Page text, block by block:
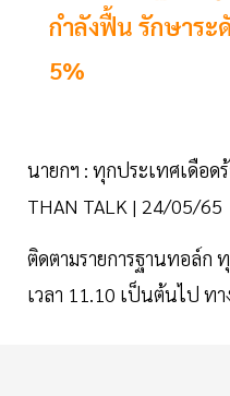
กำลังฟื้น รักษาระ
5%
นายกฯ : ทุกประเทศเดือ
THAN TALK | 24/05/65
ติดตามรายการฐานทอล์ก
เวลา 11.10 เป็นต้นไป ท